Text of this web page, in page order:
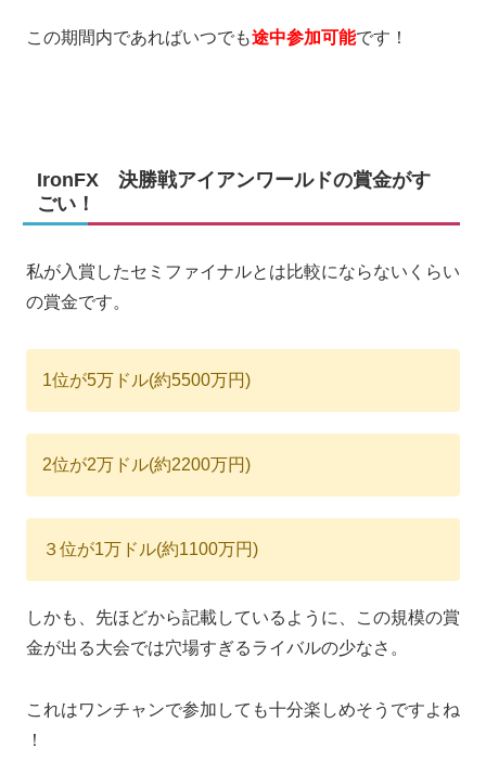
この期間内であればいつでも途中参加可能です！
IronFX 決勝戦アイアンワールドの賞金がす
ごい！
私が入賞したセミファイナルとは比較にならないくらい
の賞金です。
1位が5万ドル(約5500万円)
2位が2万ドル(約2200万円)
３位が1万ドル(約1100万円)
しかも、先ほどから記載しているように、この規模の賞
金が出る大会では穴場すぎるライバルの少なさ。
これはワンチャンで参加しても十分楽しめそうですよね
！